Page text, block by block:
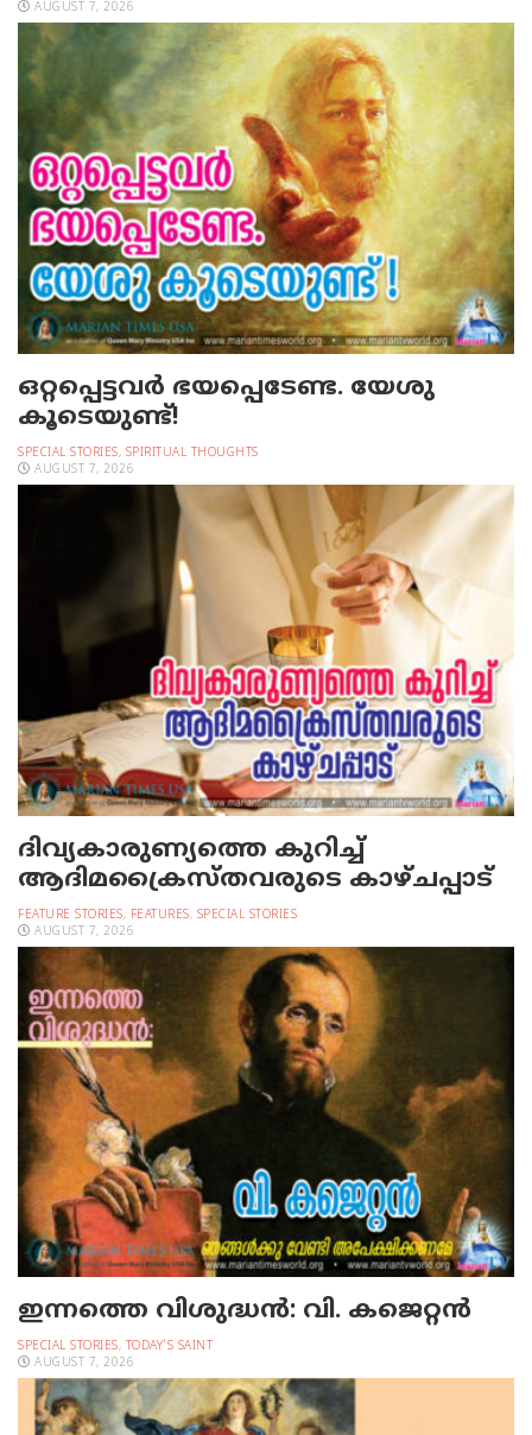
AUGUST 7, 2026
ഒറ്റപ്പെട്ടവര്‍ ഭയപ്പെടേണ്ട. യേശു
കൂടെയുണ്ട്!
SPECIAL STORIES, SPIRITUAL THOUGHTS
AUGUST 7, 2026
ദിവ്യകാരുണ്യത്തെ കുറിച്ച്
ആദിമക്രൈസ്തവരുടെ കാഴ്ചപ്പാട്
FEATURE STORIES, FEATURES, SPECIAL STORIES
AUGUST 7, 2026
ഇന്നത്തെ വിശുദ്ധന്‍: വി. കജെറ്റന്‍
SPECIAL STORIES, TODAY'S SAINT
AUGUST 7, 2026